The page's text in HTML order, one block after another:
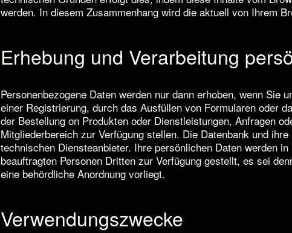
werden. In diesem Zusammenhang wird die aktuell von Ihrem
Erhebung und Verarbeitung
Personenbezogene Daten werden nur dann erhoben, wenn Sie
einer Registrierung, durch das Ausfüllen von Formularen oder
der Bestellung on Produkten oder Dienstleistungen, Anfragen
Mitgliederbereich zur Verfügung stellen. Die Datenbank und
technischen Diensteanbieter. Ihre persönlichen Daten werden
beauftragten Personen Dritten zur Verfügung gestellt, es sei
eine behördliche Anordnung vorliegt.
Verwendungszwecke